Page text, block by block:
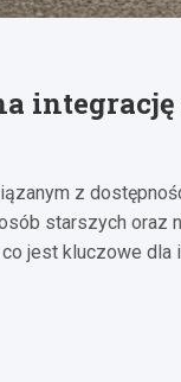
integrację
z
starszych oraz
jest kluczowe dla